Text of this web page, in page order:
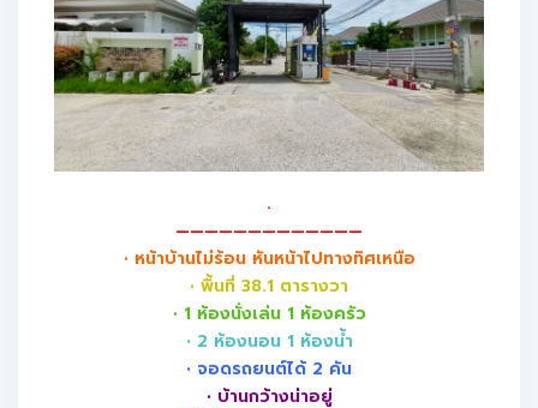
.
—————————————
• หน้าบ้านไม่ร้อน หันหน้าไปทางทิศเหนือ
• พื้นที่ 38.1 ตารางวา
• 1 ห้องนั่งเล่น 1 ห้องครัว
• 2 ห้องนอน 1 ห้องน้ำ
• จอดรถยนต์ได้ 2 คัน
• บ้านกว้างน่าอยู่